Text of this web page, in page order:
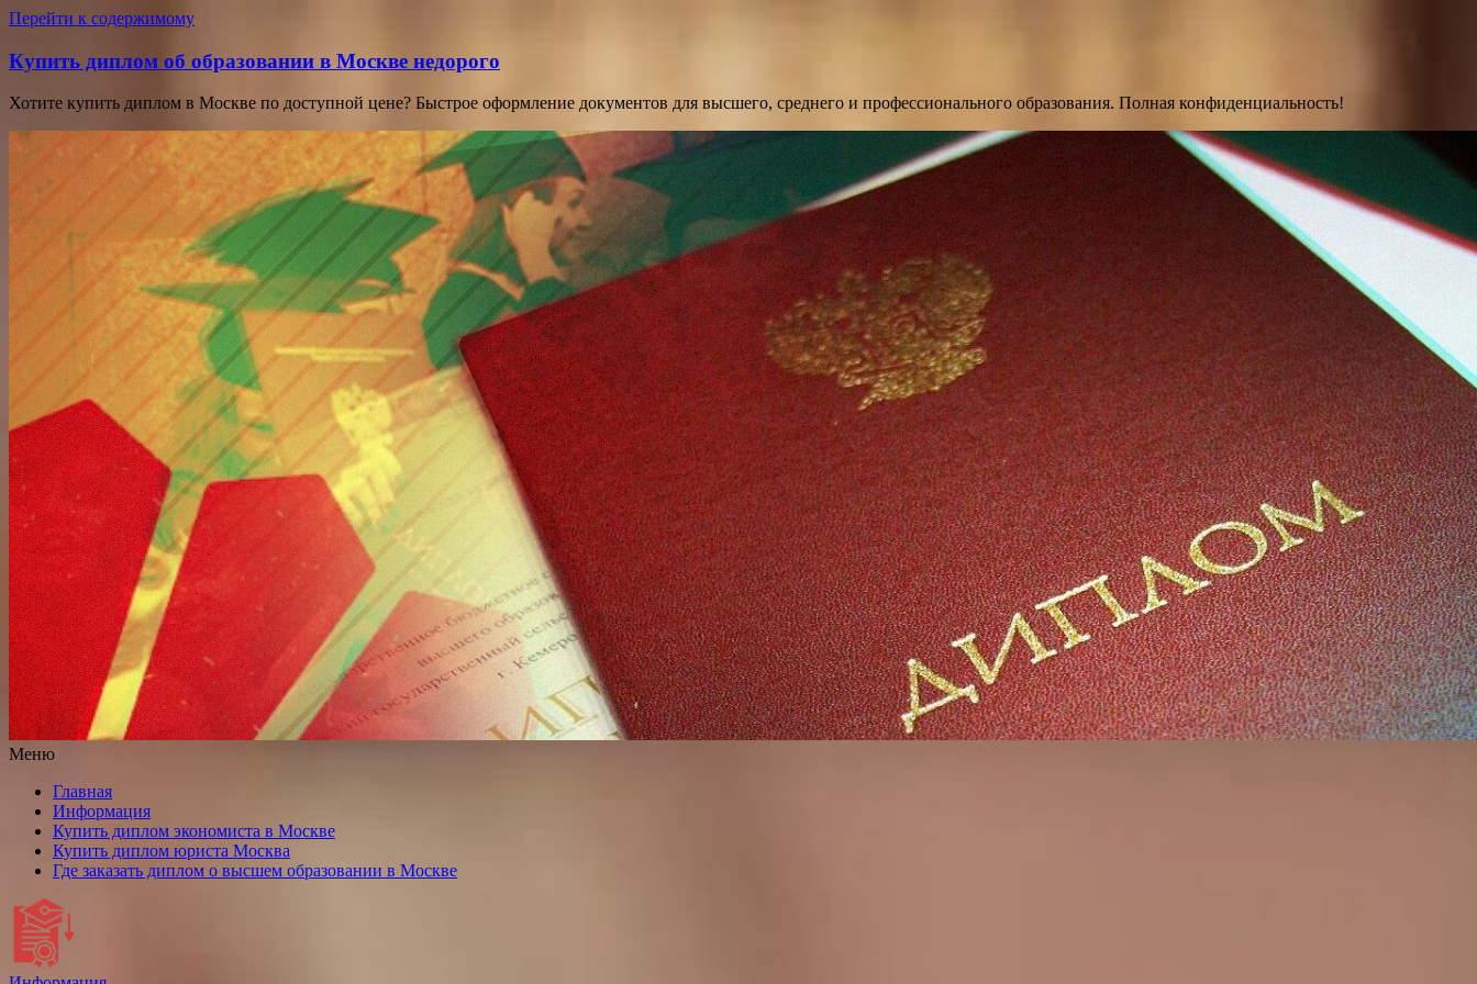
Перейти к содержимому
Купить диплом об образовании в Москве недорого
Хотите купить диплом в Москве по доступной цене? Быстрое оформление документов для высшего, среднего и профессионального образования. Полная конфиденциальность!
Меню
Главная
Информация
Купить диплом экономиста в Москве
Купить диплом юриста Москва
Где заказать диплом о высшем образовании в Москве